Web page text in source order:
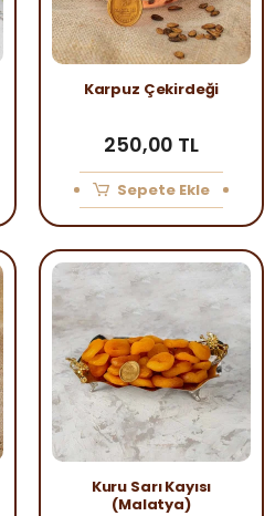
Karpuz Çekirdeği
250,00 TL
Sepete Ekle
Kuru Sarı Kayısı
(Malatya)